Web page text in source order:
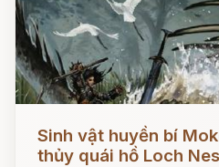
Sinh vật huyền bí
thủy quái hồ Loch